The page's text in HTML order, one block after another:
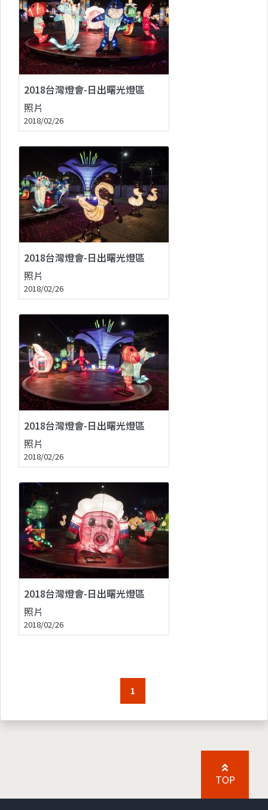
2018台灣燈會-日出曙光燈區
照片
2018/02/26
2018台灣燈會-日出曙光燈區
照片
2018/02/26
2018台灣燈會-日出曙光燈區
照片
2018/02/26
2018台灣燈會-日出曙光燈區
照片
2018/02/26
1
TOP